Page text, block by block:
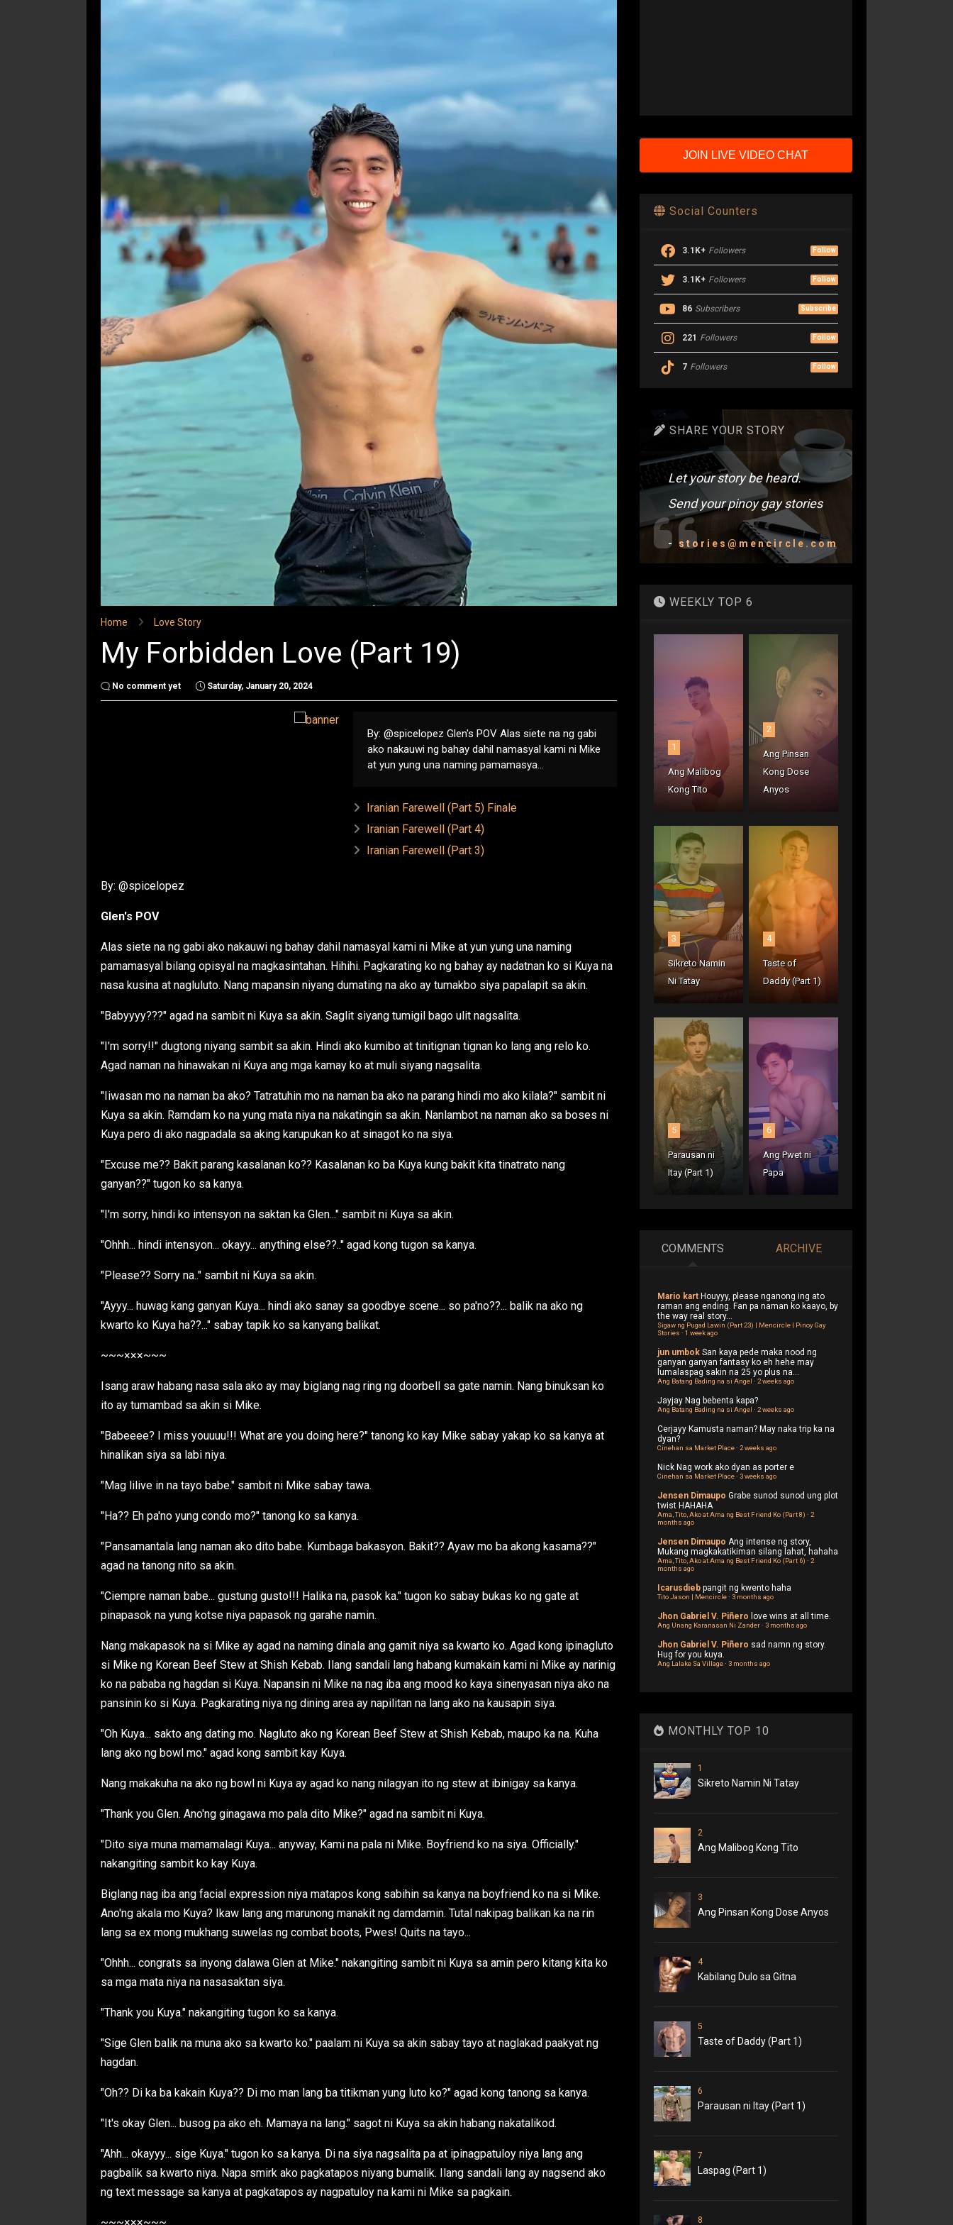
Home Love Story
My Forbidden Love (Part 19)
No comment yet Saturday, January 20, 2024
By: @spicelopez Glen's POV Alas siete na ng gabi
ako nakauwi ng bahay dahil namasyal kami ni Mike
at yun yung una naming pamamasya...
Iranian Farewell (Part 5) Finale
Iranian Farewell (Part 4)
Iranian Farewell (Part 3)
By: @spicelopez
Glen's POV
Alas siete na ng gabi ako nakauwi ng bahay dahil namasyal kami ni Mike at yun yung una naming
pamamasyal bilang opisyal na magkasintahan. Hihihi. Pagkarating ko ng bahay ay nadatnan ko si Kuya na
nasa kusina at nagluluto. Nang mapansin niyang dumating na ako ay tumakbo siya papalapit sa akin.
"Babyyyy???" agad na sambit ni Kuya sa akin. Saglit siyang tumigil bago ulit nagsalita.
"I'm sorry!!" dugtong niyang sambit sa akin. Hindi ako kumibo at tinitignan tignan ko lang ang relo ko.
Agad naman na hinawakan ni Kuya ang mga kamay ko at muli siyang nagsalita.
"Iiwasan mo na naman ba ako? Tatratuhin mo na naman ba ako na parang hindi mo ako kilala?" sambit ni
Kuya sa akin. Ramdam ko na yung mata niya na nakatingin sa akin. Nanlambot na naman ako sa boses ni
Kuya pero di ako nagpadala sa aking karupukan ko at sinagot ko na siya.
"Excuse me?? Bakit parang kasalanan ko?? Kasalanan ko ba Kuya kung bakit kita tinatrato nang
ganyan??" tugon ko sa kanya.
"I'm sorry, hindi ko intensyon na saktan ka Glen..." sambit ni Kuya sa akin.
"Ohhh... hindi intensyon... okayy... anything else??.." agad kong tugon sa kanya.
"Please?? Sorry na.." sambit ni Kuya sa akin.
"Ayyy... huwag kang ganyan Kuya... hindi ako sanay sa goodbye scene... so pa'no??... balik na ako ng
kwarto ko Kuya ha??..." sabay tapik ko sa kanyang balikat.
~~~×××~~~
Isang araw habang nasa sala ako ay may biglang nag ring ng doorbell sa gate namin. Nang binuksan ko
ito ay tumambad sa akin si Mike.
"Babeeee? I miss youuuu!!! What are you doing here?" tanong ko kay Mike sabay yakap ko sa kanya at
hinalikan siya sa labi niya.
"Mag lilive in na tayo babe." sambit ni Mike sabay tawa.
"Ha?? Eh pa'no yung condo mo?" tanong ko sa kanya.
"Pansamantala lang naman ako dito babe. Kumbaga bakasyon. Bakit?? Ayaw mo ba akong kasama??"
agad na tanong nito sa akin.
"Ciempre naman babe... gustung gusto!!! Halika na, pasok ka." tugon ko sabay bukas ko ng gate at
pinapasok na yung kotse niya papasok ng garahe namin.
Nang makapasok na si Mike ay agad na naming dinala ang gamit niya sa kwarto ko. Agad kong ipinagluto
si Mike ng Korean Beef Stew at Shish Kebab. Ilang sandali lang habang kumakain kami ni Mike ay narinig
ko na pababa ng hagdan si Kuya. Napansin ni Mike na nag iba ang mood ko kaya sinenyasan niya ako na
pansinin ko si Kuya. Pagkarating niya ng dining area ay napilitan na lang ako na kausapin siya.
"Oh Kuya... sakto ang dating mo. Nagluto ako ng Korean Beef Stew at Shish Kebab, maupo ka na. Kuha
lang ako ng bowl mo." agad kong sambit kay Kuya.
Nang makakuha na ako ng bowl ni Kuya ay agad ko nang nilagyan ito ng stew at ibinigay sa kanya.
"Thank you Glen. Ano'ng ginagawa mo pala dito Mike?" agad na sambit ni Kuya.
"Dito siya muna mamamalagi Kuya... anyway, Kami na pala ni Mike. Boyfriend ko na siya. Officially."
nakangiting sambit ko kay Kuya.
Biglang nag iba ang facial expression niya matapos kong sabihin sa kanya na boyfriend ko na si Mike.
Ano'ng akala mo Kuya? Ikaw lang ang marunong manakit ng damdamin. Tutal nakipag balikan ka na rin
lang sa ex mong mukhang suwelas ng combat boots, Pwes! Quits na tayo...
"Ohhh... congrats sa inyong dalawa Glen at Mike." nakangiting sambit ni Kuya sa amin pero kitang kita ko
sa mga mata niya na nasasaktan siya.
"Thank you Kuya." nakangiting tugon ko sa kanya.
"Sige Glen balik na muna ako sa kwarto ko." paalam ni Kuya sa akin sabay tayo at naglakad paakyat ng
hagdan.
"Oh?? Di ka ba kakain Kuya?? Di mo man lang ba titikman yung luto ko?" agad kong tanong sa kanya.
"It's okay Glen... busog pa ako eh. Mamaya na lang." sagot ni Kuya sa akin habang nakatalikod.
"Ahh... okayyy... sige Kuya." tugon ko sa kanya. Di na siya nagsalita pa at ipinagpatuloy niya lang ang
pagbalik sa kwarto niya. Napa smirk ako pagkatapos niyang bumalik. Ilang sandali lang ay nagsend ako
ng text message sa kanya at pagkatapos ay nagpatuloy na kami ni Mike sa pagkain.
~~~×××~~~
JOIN LIVE VIDEO CHAT
Social Counters
3.1K+ Followers Follow
3.1K+ Followers Follow
86 Subscribers Subscribe
221 Followers Follow
7 Followers Follow
SHARE YOUR STORY
Let your story be heard.
Send your pinoy gay stories
- stories@mencircle.com
WEEKLY TOP 6
1
Ang Malibog
Kong Tito
2
Ang Pinsan
Kong Dose
Anyos
3
Sikreto Namin
Ni Tatay
4
Taste of
Daddy (Part 1)
5
Parausan ni
Itay (Part 1)
6
Ang Pwet ni
Papa
COMMENTS ARCHIVE
Mario kart Houyyy, please nganong ing ato
raman ang ending. Fan pa naman ko kaayo, by
the way real story...
Sigaw ng Pugad Lawin (Part 23) | Mencircle | Pinoy Gay
Stories · 1 week ago
jun umbok San kaya pede maka nood ng
ganyan ganyan fantasy ko eh hehe may
lumalaspag sakin na 25 yo plus na...
Ang Batang Bading na si Angel · 2 weeks ago
Jayjay Nag bebenta kapa?
Ang Batang Bading na si Angel · 2 weeks ago
Cerjayy Kamusta naman? May naka trip ka na
dyan?
Cinehan sa Market Place· 2 weeks ago
Nick Nag work ako dyan as porter e
Cinehan sa Market Place· 3 weeks ago
Jensen Dimaupo Grabe sunod sunod ung plot
twist HAHAHA
Ama, Tito, Ako at Ama ng Best Friend Ko (Part 8) · 2
months ago
Jensen Dimaupo Ang intense ng story,
Mukang magkakatikiman silang lahat, hahaha
Ama, Tito, Ako at Ama ng Best Friend Ko (Part 6) · 2
months ago
Icarusdieb pangit ng kwento haha
Tito Jason | Mencircle· 3 months ago
Jhon Gabriel V. Piñero love wins at all time.
Ang Unang Karanasan Ni Zander· 3 months ago
Jhon Gabriel V. Piñero sad namn ng story.
Hug for you kuya.
Ang Lalake Sa Village· 3 months ago
MONTHLY TOP 10
1
Sikreto Namin Ni Tatay
2
Ang Malibog Kong Tito
3
Ang Pinsan Kong Dose Anyos
4
Kabilang Dulo sa Gitna
5
Taste of Daddy (Part 1)
6
Parausan ni Itay (Part 1)
7
Laspag (Part 1)
8